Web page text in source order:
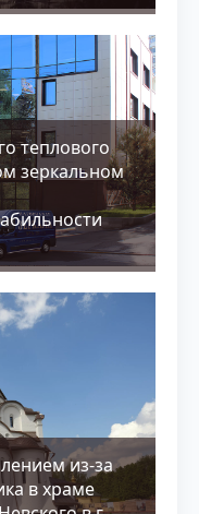
теплового
зеркальном
из-за
в храме